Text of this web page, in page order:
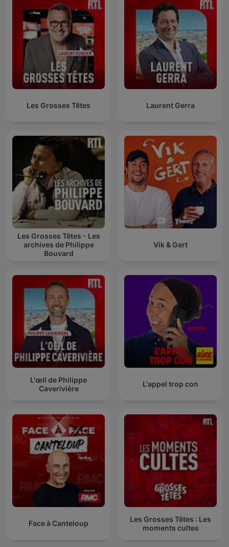
Les Grosses Têtes Laurent Gerra
Les Grosses Têtes - Les
archives de Philippe
Bouvard
Vik & Gert
L'œil de Philippe
Caverivière
L'appel trop con
Face à Canteloup
Les Grosses Têtes : Les
moments cultes